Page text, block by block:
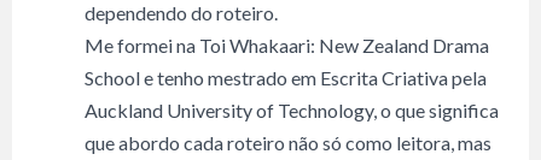
dependendo do roteiro.
Me formei na Toi Whakaari: New Zealand Drama
School e tenho mestrado em Escrita Criativa pela
Auckland University of Technology, o que significa
que abordo cada roteiro não só como leitora, mas